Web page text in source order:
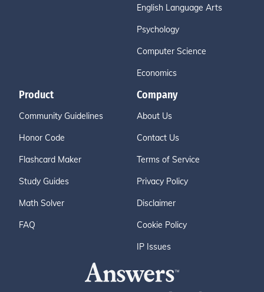
English Language Arts
Psychology
Computer Science
Economics
Product
Community Guidelines
Honor Code
Flashcard Maker
Study Guides
Math Solver
FAQ
Company
About Us
Contact Us
Terms of Service
Privacy Policy
Disclaimer
Cookie Policy
IP Issues